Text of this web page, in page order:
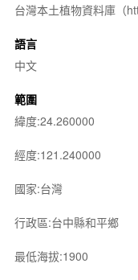
台灣本土植物資料庫（
語言
中文
範圍
緯度:24.260000
經度:121.240000
國家:台灣
行政區:台中縣和平鄉
最低海拔:1900